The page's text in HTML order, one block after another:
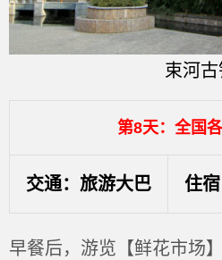
束河
第8天：全国
交通：旅游大巴 住
早餐后，游览【鲜花市场